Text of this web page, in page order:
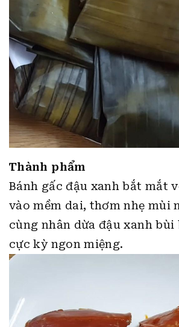
Thành phẩm
Bánh gấc đậu xanh bắt mắt
vào mềm dai, thơm nhẹ mùi
cùng nhân dừa đậu xanh bùi
cực kỳ ngon miệng.